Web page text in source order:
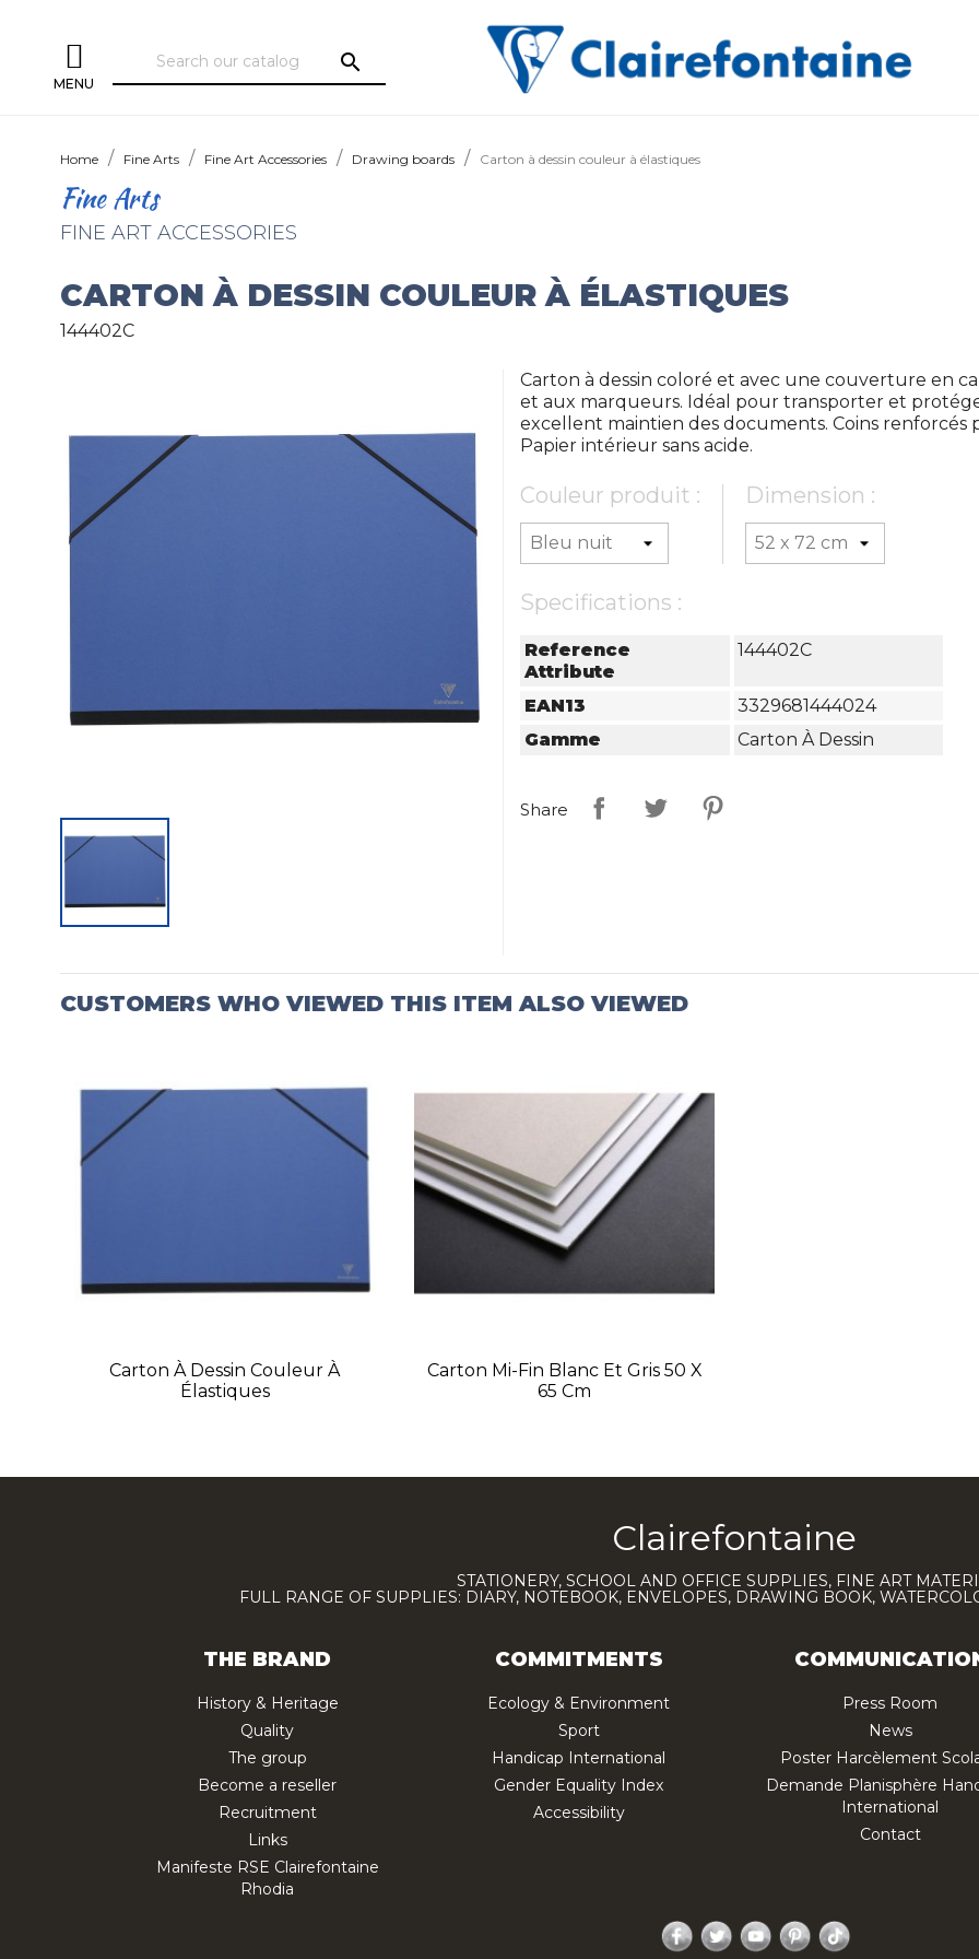
MENU
search
Home Fine Arts Fine Art Accessories Drawing boards Carton à dessin couleur à élastiques
Fine Arts
FINE ART ACCESSORIES
CARTON À DESSIN COULEUR À ÉLASTIQUES
144402C
Carton à dessin coloré et avec une couverture en
et aux marqueurs. Idéal pour transporter et
excellent maintien des documents. Coins
Papier intérieur sans acide.
Couleur produit : Dimension :
Specifications :
Reference
Attribute
144402C
EAN13
3329681444024
Gamme
Carton À Dessin
Share
CUSTOMERS WHO VIEWED THIS ITEM ALSO VIEWED
Carton À Dessin Couleur À
Élastiques
Carton Mi-Fin Blanc Et Gris 50 X
65 Cm
Clairefontaine
STATIONERY, SCHOOL AND OFFICE SUPPLIES, FINE ART
FULL RANGE OF SUPPLIES: DIARY, NOTEBOOK, ENVELOPES, DRAWING BOOK,
THE BRAND
History & Heritage
Quality
The group
Become a reseller
Recruitment
Links
Manifeste RSE Clairefontaine
Rhodia
COMMITMENTS
Ecology & Environment
Sport
Handicap International
Gender Equality Index
Accessibility
Press Room
News
Poster Harcèlement
Demande Planisphère
International
Contact
Facebook
TwitterYouTubePinterest